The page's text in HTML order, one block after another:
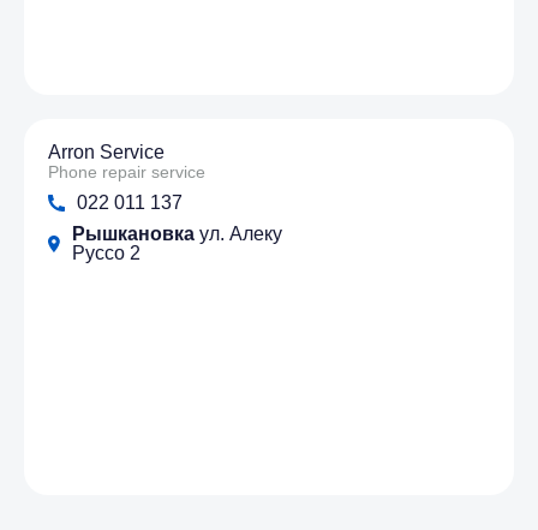
Arron Service
Phone repair service
022 011 137
Рышкановка ул. Алеку
Руссо 2